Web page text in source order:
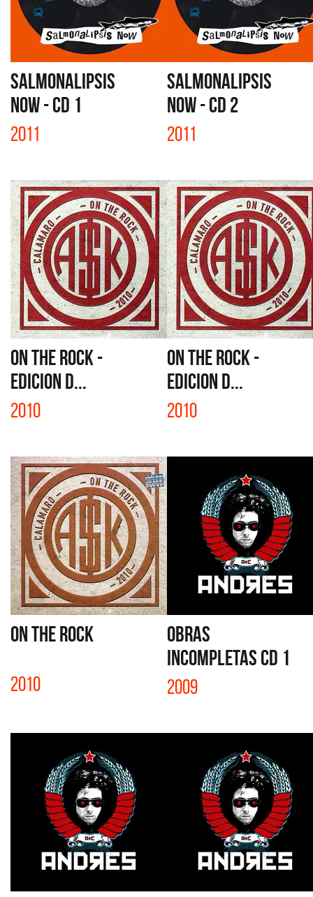
SALMONALIPSIS
NOW - CD 1
2011
SALMONALIPSIS
NOW - CD 2
2011
ON THE ROCK -
EDICION D...
2010
ON THE ROCK -
EDICION D...
2010
ON THE ROCK
2010
OBRAS
INCOMPLETAS CD 1
2009